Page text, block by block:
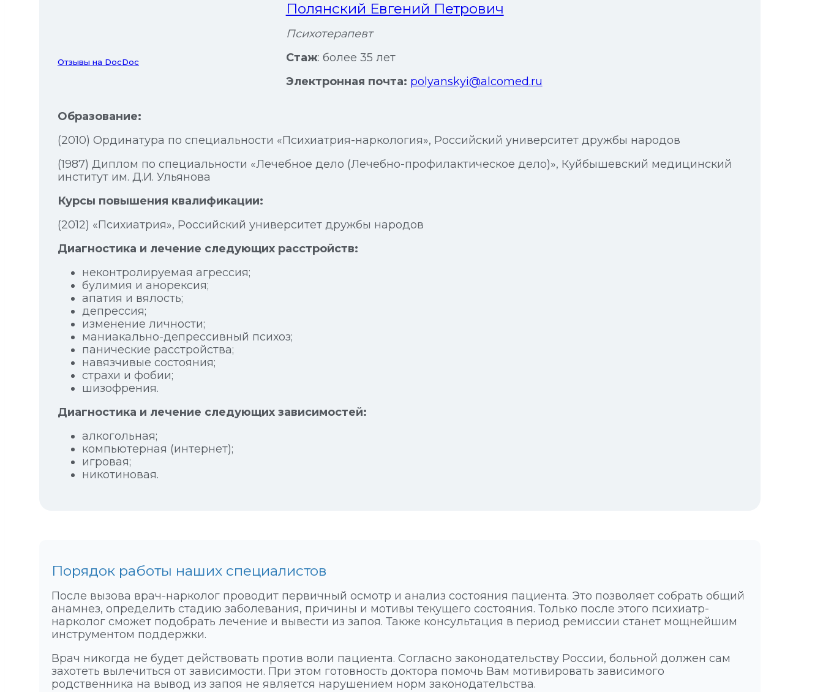
Отзывы на DocDoc
Полянский Евгений Петрович
Психотерапевт
Стаж: более 35 лет
Электронная почта: polyanskyi@alcomed.ru
Образование:
(2010) Ординатура по специальности «Психиатрия-наркология», Российский университет дружбы народов
(1987) Диплом по специальности «Лечебное дело (Лечебно-профилактическое дело)», Куйбышевский медицинский
институт им. Д.И. Ульянова
Курсы повышения квалификации:
(2012) «Психиатрия», Российский университет дружбы народов
Диагностика и лечение следующих расстройств:
неконтролируемая агрессия;
булимия и анорексия;
апатия и вялость;
депрессия;
изменение личности;
маниакально-депрессивный психоз;
панические расстройства;
навязчивые состояния;
страхи и фобии;
шизофрения.
Диагностика и лечение следующих зависимостей:
алкогольная;
компьютерная (интернет);
игровая;
никотиновая.
Порядок работы наших специалистов
После вызова врач-нарколог проводит первичный осмотр и анализ состояния пациента. Это позволяет собрать общий
анамнез, определить стадию заболевания, причины и мотивы текущего состояния. Только после этого психиатр-
нарколог сможет подобрать лечение и вывести из запоя. Также консультация в период ремиссии станет мощнейшим
инструментом поддержки.
Врач никогда не будет действовать против воли пациента. Согласно законодательству России, больной должен сам
захотеть вылечиться от зависимости. При этом готовность доктора помочь Вам мотивировать зависимого
родственника на вывод из запоя не является нарушением норм законодательства.